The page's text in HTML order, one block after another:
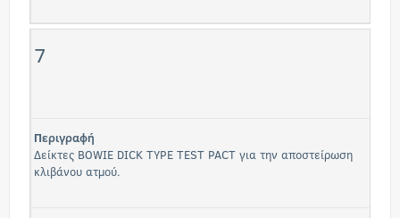
7
Περιγραφή
Δείκτες BOWIE DICK TYPE TEST PACT για την αποστείρωση
κλιβάνου ατμού.